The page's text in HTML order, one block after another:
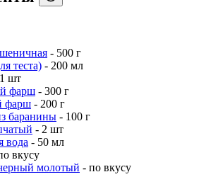
- 500 г
теста) - 200 мл
шт
фарш - 300 г
фарш - 200 г
баранины - 100 г
- 2 шт
вода - 50 мл
вкусу
молотый - по вкусу